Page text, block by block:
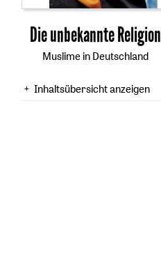
Die unbekannte Religion
Muslime in Deutschland
Inhaltsübersicht anzeigen